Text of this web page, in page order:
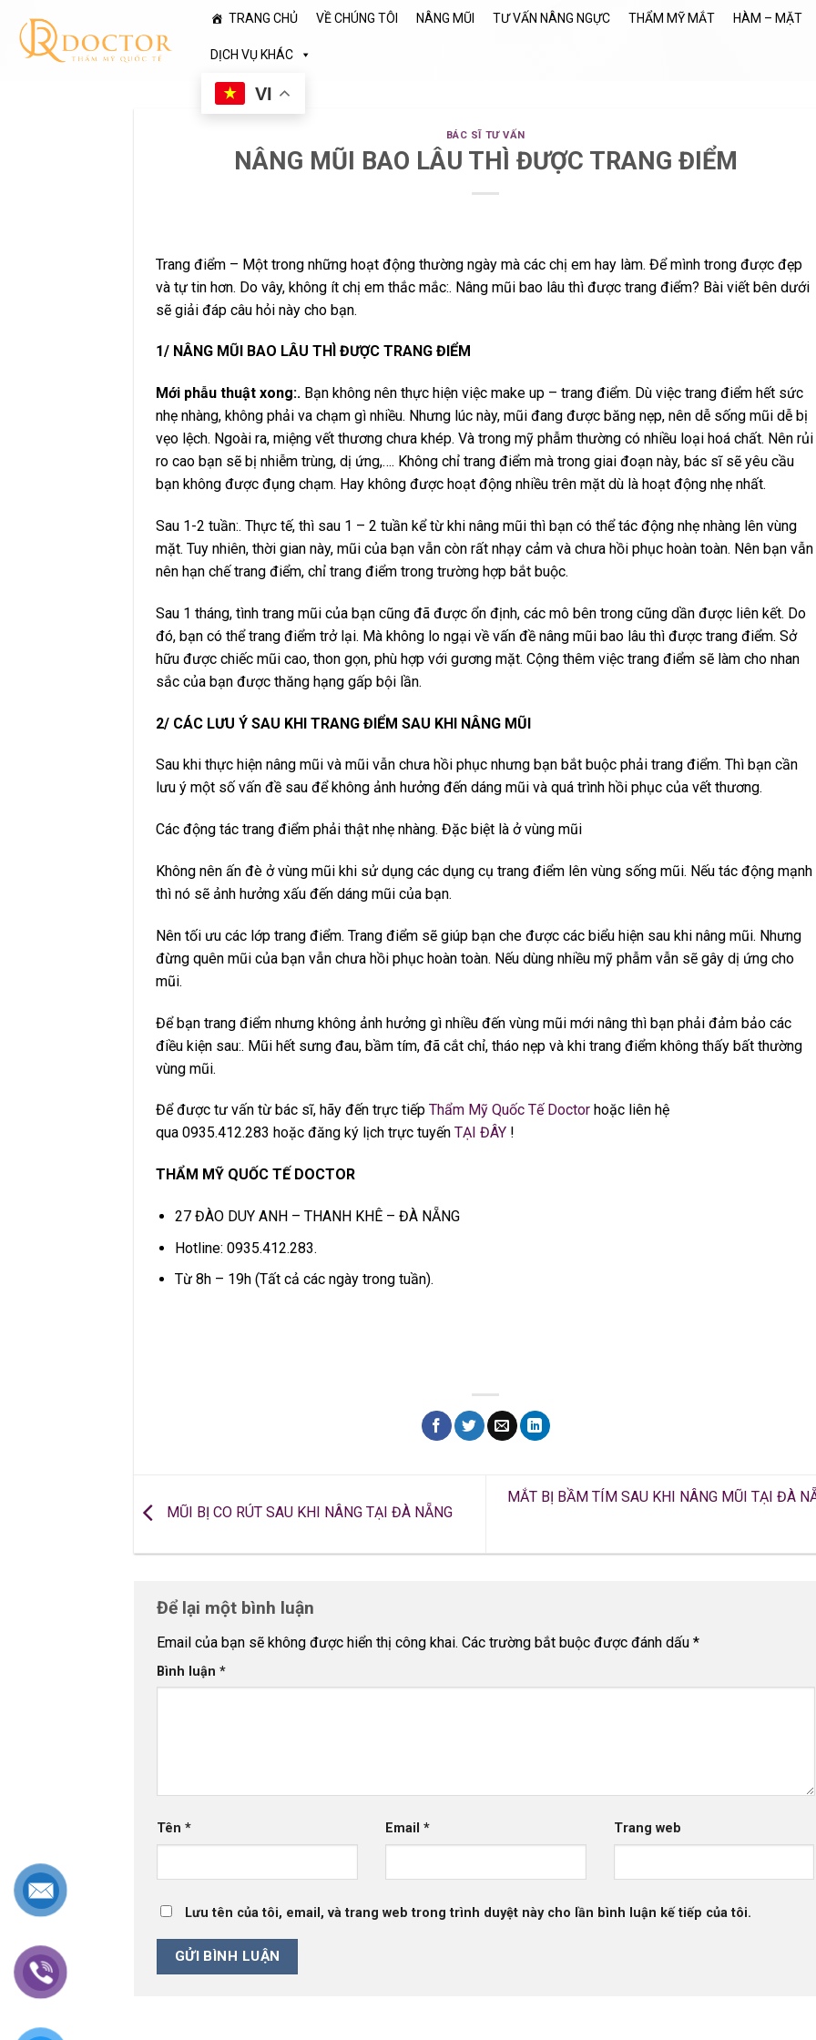
content
TRANG CHỦ VỀ CHÚNG TÔI NÂNG MŨI TƯ VẤN NÂNG NGỰC THẨM MỸ MẮT HÀM – MẶT
DỊCH VỤ KHÁC
VI
BÁC SĨ TƯ VẤN
NÂNG MŨI BAO LÂU THÌ ĐƯỢC TRANG ĐIỂM
Trang điểm – Một trong những hoạt động thường ngày mà các chị em hay làm. Để mình trong được đẹp
và tự tin hơn. Do vây, không ít chị em thắc mắc:. Nâng mũi bao lâu thì được trang điểm? Bài viết bên dưới
sẽ giải đáp câu hỏi này cho bạn.
1/ NÂNG MŨI BAO LÂU THÌ ĐƯỢC TRANG ĐIỂM
Mới phẫu thuật xong:. Bạn không nên thực hiện việc make up – trang điểm. Dù việc trang điểm hết sức
nhẹ nhàng, không phải va chạm gì nhiều. Nhưng lúc này, mũi đang được băng nẹp, nên dễ sống mũi dễ bị
vẹo lệch. Ngoài ra, miệng vết thương chưa khép. Và trong mỹ phẫm thường có nhiều loại hoá chất. Nên rủi
ro cao bạn sẽ bị nhiễm trùng, dị ứng,…. Không chỉ trang điểm mà trong giai đoạn này, bác sĩ sẽ yêu cầu
bạn không được đụng chạm. Hay không được hoạt động nhiều trên mặt dù là hoạt động nhẹ nhất.
Sau 1-2 tuần:. Thực tế, thì sau 1 – 2 tuần kể từ khi nâng mũi thì bạn có thể tác động nhẹ nhàng lên vùng
mặt. Tuy nhiên, thời gian này, mũi của bạn vẫn còn rất nhạy cảm và chưa hồi phục hoàn toàn. Nên bạn vẫn
nên hạn chế trang điểm, chỉ trang điểm trong trường hợp bắt buộc.
Sau 1 tháng, tình trang mũi của bạn cũng đã được ổn định, các mô bên trong cũng dần được liên kết. Do
đó, bạn có thể trang điểm trở lại. Mà không lo ngại về vấn đề nâng mũi bao lâu thì được trang điểm. Sở
hữu được chiếc mũi cao, thon gọn, phù hợp với gương mặt. Cộng thêm việc trang điểm sẽ làm cho nhan
sắc của bạn được thăng hạng gấp bội lần.
2/ CÁC LƯU Ý SAU KHI TRANG ĐIỂM SAU KHI NÂNG MŨI
Sau khi thực hiện nâng mũi và mũi vẫn chưa hồi phục nhưng bạn bắt buộc phải trang điểm. Thì bạn cần
lưu ý một số vấn đề sau để không ảnh hưởng đến dáng mũi và quá trình hồi phục của vết thương.
Các động tác trang điểm phải thật nhẹ nhàng. Đặc biệt là ở vùng mũi
Không nên ấn đè ở vùng mũi khi sử dụng các dụng cụ trang điểm lên vùng sống mũi. Nếu tác động mạnh
thì nó sẽ ảnh hưởng xấu đến dáng mũi của bạn.
Nên tối ưu các lớp trang điểm. Trang điểm sẽ giúp bạn che được các biểu hiện sau khi nâng mũi. Nhưng
đừng quên mũi của bạn vẫn chưa hồi phục hoàn toàn. Nếu dùng nhiều mỹ phẫm vẫn sẽ gây dị ứng cho
mũi.
Để bạn trang điểm nhưng không ảnh hưởng gì nhiều đến vùng mũi mới nâng thì bạn phải đảm bảo các
điều kiện sau:. Mũi hết sưng đau, bầm tím, đã cắt chỉ, tháo nẹp và khi trang điểm không thấy bất thường
vùng mũi.
Để được tư vấn từ bác sĩ, hãy đến trực tiếp Thẩm Mỹ Quốc Tế Doctor hoặc liên hệ
qua 0935.412.283 hoặc đăng ký lịch trực tuyến TẠI ĐÂY !
THẨM MỸ QUỐC TẾ DOCTOR
27 ĐÀO DUY ANH – THANH KHÊ – ĐÀ NẴNG
Hotline: 0935.412.283.
Từ 8h – 19h (Tất cả các ngày trong tuần).
MŨI BỊ CO RÚT SAU KHI NÂNG TẠI ĐÀ NẴNG
MẮT BỊ BẦM TÍM SAU KHI NÂNG MŨI TẠI ĐÀ
Để lại một bình luận
Email của bạn sẽ không được hiển thị công khai. Các trường bắt buộc được đánh dấu *
Bình luận *
Tên * Email * Trang web
Lưu tên của tôi, email, và trang web trong trình duyệt này cho lần bình luận kế tiếp của tôi.